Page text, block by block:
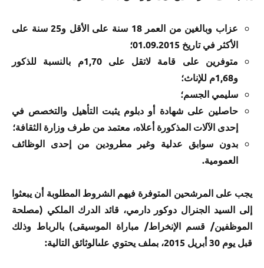
عزاب وبالغين من العمر 18 سنة على الأقل و25 سنة على
الأكثر في تاريخ 01.09.2015؛
متوفرين على قامة لاتقل على 1,70م بالنسبة للذكور
و1,68م للإناث؛
سليمي الجسم؛
حاصلين على شهادة أو دبلوم يثبت التأهيل والتخصص في
إحدى الآلات المذكورة أعلاه، معتمد من طرف وزارة الثقافة؛
بدون سوابق عدلية وغير مطرودين من إحدى الوظائف
العمومية.
يجب على المرشحين المتوفرة فيهم الشروط المطلوبة أن يبعثوا
إلى السيد الجنرال دوكور دارمي، قائد الدرك الملكي (مصلحة
الموظفين/ قسم الإنخراط/ مباراة الموسيقى) بالرباط وذلك
قبل يوم 30 أبريل 2015، بملف يحتوي علىالوثائق التالية: